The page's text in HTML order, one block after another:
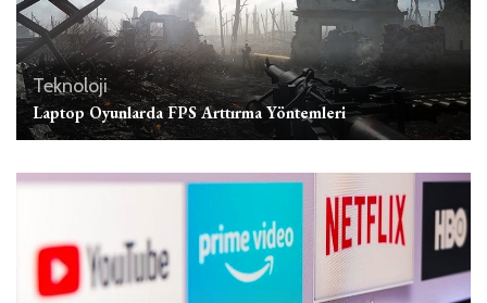
Teknoloji
Laptop Oyunlarda FPS Arttırma Yöntemleri